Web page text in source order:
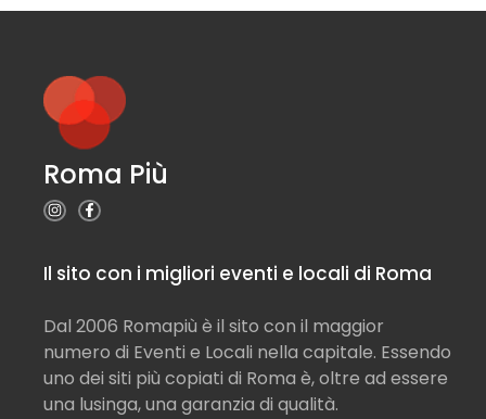
Roma Più
Il sito con i migliori eventi e locali di Roma
Dal 2006 Romapiù è il sito con il maggior
numero di Eventi e Locali nella capitale. Essendo
uno dei siti più copiati di Roma è, oltre ad essere
una lusinga, una garanzia di qualità.